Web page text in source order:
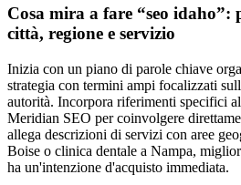
Cosa mira a fare “seo idaho”:
città, regione e servizio
Inizia con un piano di parole chiave
strategia con termini ampi focalizzati
autorità. Incorpora riferimenti specifici
Meridian SEO per coinvolgere
allega descrizioni di servizi con aree
Boise o clinica dentale a Nampa,
ha un'intenzione d'acquisto immediata.